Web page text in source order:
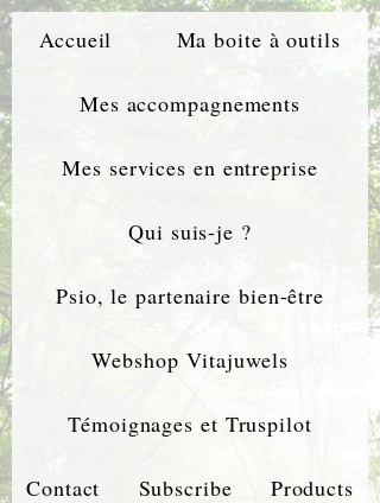
Accueil Ma boite à outils
Mes accompagnements
Mes services en entreprise
Qui suis-je ?
Psio, le partenaire bien-être
Webshop Vitajuwels
Témoignages et Truspilot
Contact Subscribe Products